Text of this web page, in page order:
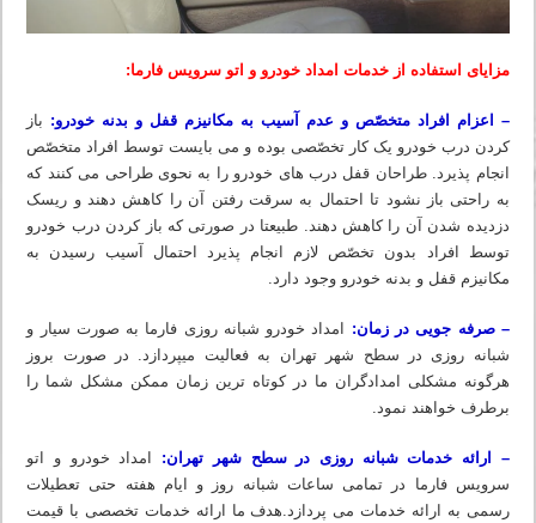
مزایای استفاده از خدمات امداد خودرو و اتو سرویس فارما:
– اعزام افراد متخصّص و عدم آسیب به مکانیزم قفل و بدنه خودرو: باز
کردن درب خودرو یک کار تخصّصی بوده و می بایست توسط افراد متخصّص
انجام پذیرد. طراحان قفل درب های خودرو را به نحوی طراحی می کنند که
به راحتی باز نشود تا احتمال به سرقت رفتن آن را کاهش دهند و ریسک
دزدیده شدن آن را کاهش دهند. طبیعتا در صورتی که باز کردن درب خودرو
توسط افراد بدون تخصّص لازم انجام پذیرد احتمال آسیب رسیدن به
مکانیزم قفل و بدنه خودرو وجود دارد.
– صرفه جویی در زمان:
امداد خودرو شبانه روزی فارما به صورت سیار و
شبانه روزی در سطح شهر تهران به فعالیت میپردازد. در صورت بروز
هرگونه مشکلی امدادگران ما در کوتاه ترین زمان ممکن مشکل شما را
برطرف خواهند نمود.
– ارائه خدمات شبانه روزی در سطح شهر تهران: امداد خودرو و اتو
سرویس فارما در تمامی ساعات شبانه روز و ایام هفته حتی تعطیلات
رسمی به ارائه خدمات می پردازد.هدف ما ارائه خدمات تخصصی با قیمت